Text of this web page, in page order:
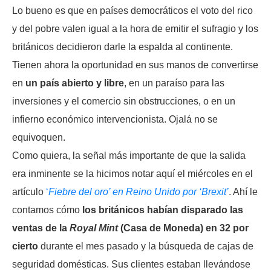
Lo bueno es que en países democráticos el voto del rico
y del pobre valen igual a la hora de emitir el sufragio y los
británicos decidieron darle la espalda al continente.
Tienen ahora la oportunidad en sus manos de convertirse
en un país abierto y libre, en un paraíso para las
inversiones y el comercio sin obstrucciones, o en un
infierno económico intervencionista. Ojalá no se
equivoquen.
Como quiera, la señal más importante de que la salida
era inminente se la hicimos notar aquí el miércoles en el
artículo ‘Fiebre del oro’ en Reino Unido por ‘Brexit’. Ahí le
contamos cómo los británicos habían disparado las
ventas de la Royal Mint(Casa de Moneda) en 32 por
cierto durante el mes pasado y la búsqueda de cajas de
seguridad domésticas. Sus clientes estaban llevándose